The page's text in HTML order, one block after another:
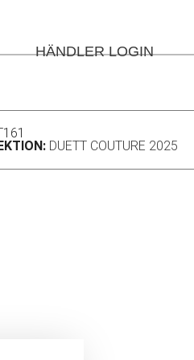
HÄNDLER LOGIN
DUETT COUTURE 2025